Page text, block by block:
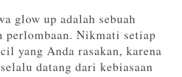
glow up adalah sebuah
perlombaan. Nikmati setiap
yang Anda rasakan, karena
datang dari kebiasaan